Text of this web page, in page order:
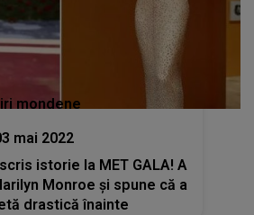
mondene
mai 2022
istorie la MET GALA! A
Monroe și spune că a
drastică înainte